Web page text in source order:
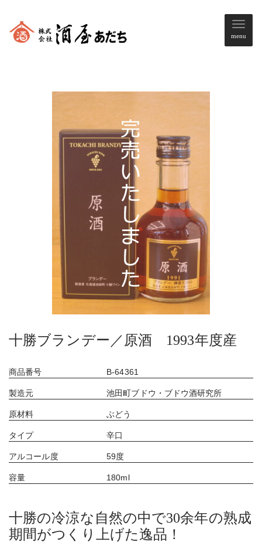
メ
ニ
menu
十勝ブランデー／原酒 1993年度産
商品番号 B-64361
製造元 池田町ブドウ・ブドウ酒研究所
原材料 ぶどう
タイプ 辛口
アルコール度 59度
容量 180ml
十勝の冷涼な自然の中で30余年の熟成
期間がつくり上げた逸品！